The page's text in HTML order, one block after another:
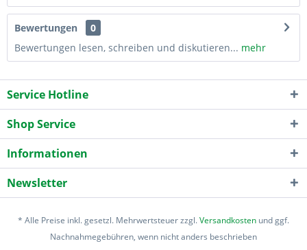
Bewertungen
0
Bewertungen lesen, schreiben und diskutieren... mehr
Service Hotline
Shop Service
Informationen
Newsletter
* Alle Preise inkl. gesetzl. Mehrwertsteuer zzgl.Versandkosten und ggf.
Nachnahmegebühren, wenn nicht anders beschrieben